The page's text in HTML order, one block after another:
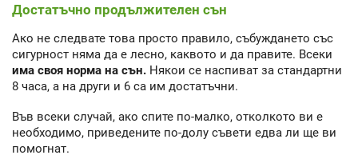
Достатъчно продължителен сън
Ако не следвате това просто правило, събуждането със
сигурност няма да е лесно, каквото и да правите. Всеки
има своя норма на сън. Някои се наспиват за стандартни
8 часа, а на други и 6 са им достатъчни.
Във всеки случай, ако спите по-малко, отколкото ви е
необходимо, приведените по-долу съвети едва ли ще ви
помогнат.